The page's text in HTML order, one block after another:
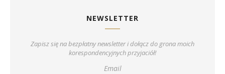
NEWSLETTER
Zapisz się na bezpłatny newsletter i dołącz do grona moich
korespondencyjnych przyjaciół!
Email